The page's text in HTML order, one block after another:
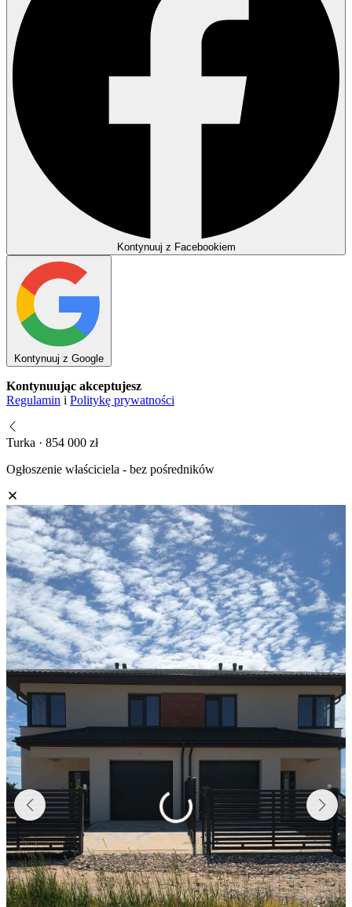
Kontynuuj z Facebookiem
Kontynuuj z Google
Kontynuując akceptujesz
Regulamin i Politykę prywatności
Turka · 854 000 zł
Ogłoszenie właściciela - bez pośredników